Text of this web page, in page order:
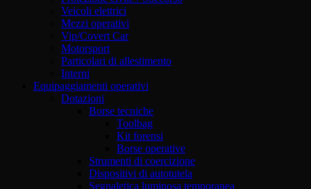
Veicoli elettrici
Mezzi operativi
Vip/Covert Car
Motorsport
Particolari di allestimento
Interni
Equipaggiamenti operativi
Dotazioni
Borse tecniche
Toolbag
Kit forensi
Borse operative
Strumenti di coercizione
Dispositivi di autotutela
Segnaletica luminosa temporanea